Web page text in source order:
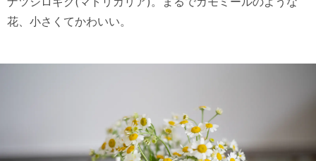
花、小さくてかわいい。